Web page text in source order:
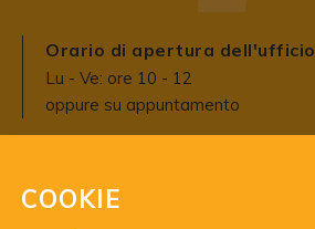
Orario di apertura dell'ufficio
Lu - Ve: ore 10 - 12
oppure su appuntamento
COOKIE